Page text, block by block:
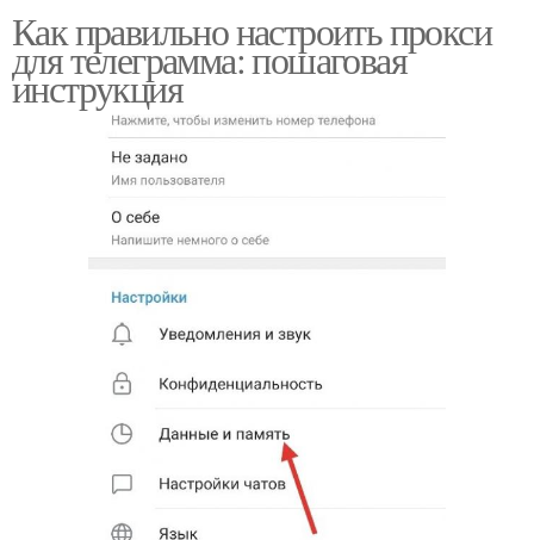
Как правильно настроить прокси
для телеграмма: пошаговая
инструкция